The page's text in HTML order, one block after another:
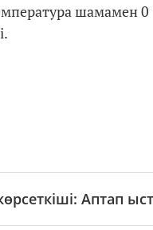
шамамен
Аптап